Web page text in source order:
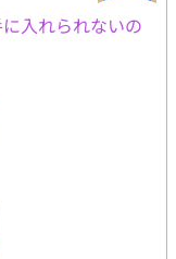
。 彼女が欲しい一
初恋物語。 R18シ
。第10回ＢＬ小説
紙メーカー２様を用
入れられないの